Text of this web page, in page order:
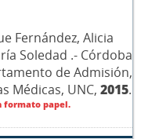
Fernández, Alicia
Soledad .- Córdoba
de Admisión,
Médicas, UNC, 2015.
formato papel.